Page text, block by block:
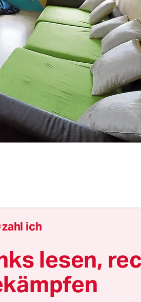
Boeddinghaus im April den
über die Kinderheime
erhielt sie nur vier
die der Piraten-Politiker
bekam. Und siehe da: Es
allein zu den
zahl ich
lesen,